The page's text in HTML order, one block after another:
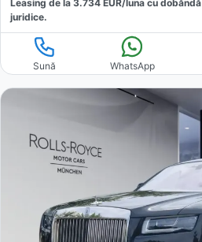
Leasing de la 3.734 EUR/luna cu dobăndă
juridice.
Sună WhatsApp